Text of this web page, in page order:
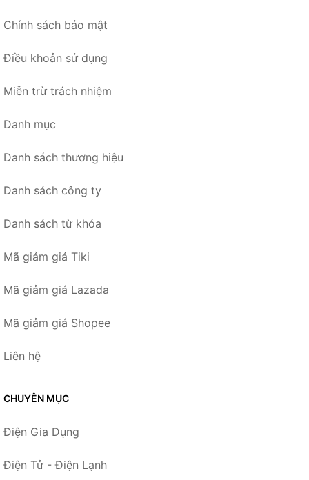
Chính sách bảo mật
Điều khoản sử dụng
Miễn trừ trách nhiệm
Danh mục
Danh sách thương hiệu
Danh sách công ty
Danh sách từ khóa
Mã giảm giá Tiki
Mã giảm giá Lazada
Mã giảm giá Shopee
Liên hệ
CHUYÊN MỤC
Điện Gia Dụng
Điện Tử - Điện Lạnh